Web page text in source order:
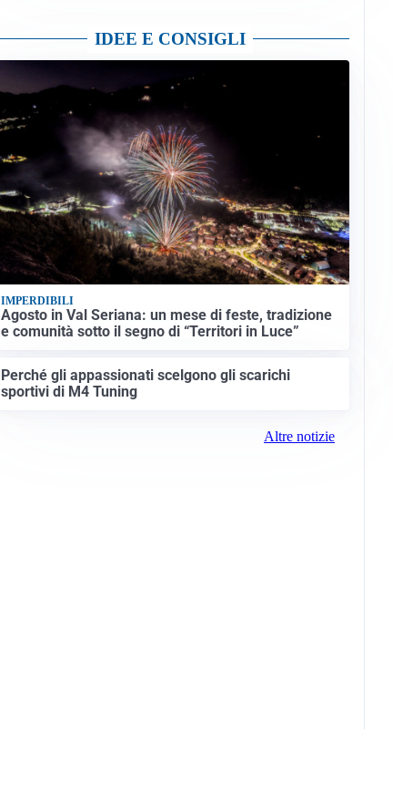
IDEE E CONSIGLI
IMPERDIBILI
Agosto in Val Seriana: un mese di feste, tradizione
e comunità sotto il segno di “Territori in Luce”
Perché gli appassionati scelgono gli scarichi
sportivi di M4 Tuning
Altre notizie